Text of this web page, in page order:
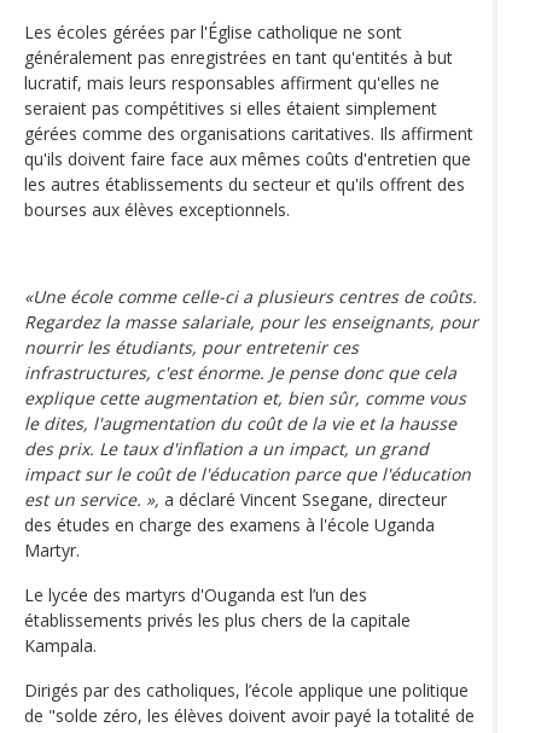
Les écoles gérées par l'Église catholique ne sont
généralement pas enregistrées en tant qu'entités à but
lucratif, mais leurs responsables affirment qu'elles ne
seraient pas compétitives si elles étaient simplement
gérées comme des organisations caritatives. Ils affirment
qu'ils doivent faire face aux mêmes coûts d'entretien que
les autres établissements du secteur et qu'ils offrent des
bourses aux élèves exceptionnels.
«Une école comme celle-ci a plusieurs centres de coûts.
Regardez la masse salariale, pour les enseignants, pour
nourrir les étudiants, pour entretenir ces
infrastructures, c'est énorme. Je pense donc que cela
explique cette augmentation et, bien sûr, comme vous
le dites, l'augmentation du coût de la vie et la hausse
des prix. Le taux d'inflation a un impact, un grand
impact sur le coût de l'éducation parce que l'éducation
est un service. », a déclaré Vincent Ssegane, directeur
des études en charge des examens à l'école Uganda
Martyr.
Le lycée des martyrs d'Ouganda est l’un des
établissements privés les plus chers de la capitale
Kampala.
Dirigés par des catholiques, l’école applique une politique
de "solde zéro, les élèves doivent avoir payé la totalité de